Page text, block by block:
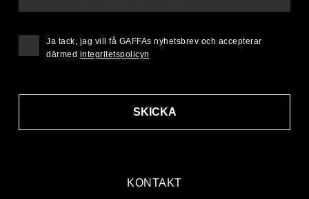
KONTAKT
SKICKA
Ja tack, jag vill få GAFFAs nyhetsbrev och accepterar
därmed integritetspolicyn